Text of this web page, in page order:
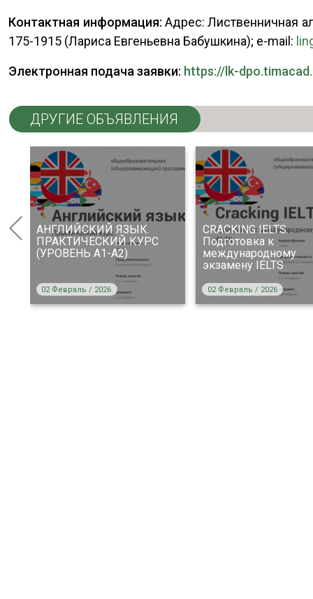
Контактная информация:Адрес: Лиственничная
175-1915 (Лариса Евгеньевна Бабушкина); e-mail:
Электронная подача заявки: https://lk-
ДРУГИЕ ОБЪЯВЛЕНИЯ
АНГЛИЙСКИЙ ЯЗЫК.
ПРАКТИЧЕСКИЙ КУРС
(УРОВЕНЬ А1-А2)
02 Февраль / 2026
CRACKING IELTS.
Подготовка к
международному
экзамену IELTS
02 Февраль / 2026